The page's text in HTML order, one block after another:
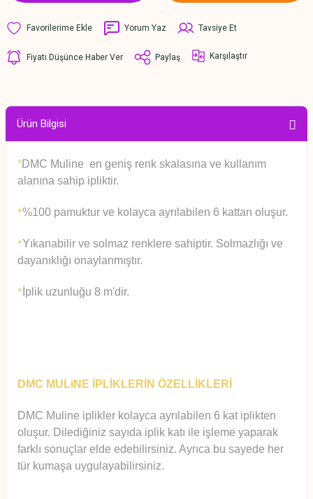
Yorum Yaz Tavsiye Et
Fiyatı Düşünce Haber Ver Paylaş Karşılaştır
Ürün Bilgisi
*DMC Muline en geniş renk skalasına ve kullanım
alanına sahip ipliktir.
*%100 pamuktur ve kolayca ayrılabilen 6 kattan oluşur.
*Yıkanabilir ve solmaz renklere sahiptir. Solmazlığı ve
dayanıklığı onaylanmıştır.
* İplik uzunluğu 8 m'dir.
DMC MULiNE İPLİKLERİN ÖZELLİKLERİ
DMC Muline iplikler kolayca ayrılabilen 6 kat iplikten
oluşur. Dilediğiniz sayıda iplik katı ile işleme yaparak
farklı sonuçlar elde edebilirsiniz. Ayrıca bu sayede her
tür kumaşa uygulayabilirsiniz.